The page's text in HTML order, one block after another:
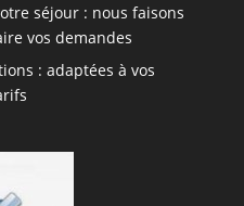
séjour : nous faisons
vos demandes
: adaptées à vos